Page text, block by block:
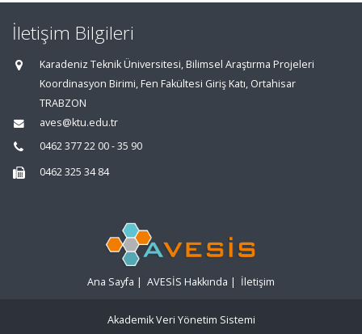
İletişim Bilgileri
Karadeniz Teknik Üniversitesi, Bilimsel Araştırma Projeleri
Koordinasyon Birimi, Fen Fakültesi Giriş Katı, Ortahisar
TRABZON
aves@ktu.edu.tr
0462 377 22 00 - 35 90
0462 325 34 84
Ana Sayfa | AVESİS Hakkında | İletişim
Akademik Veri Yönetim Sistemi